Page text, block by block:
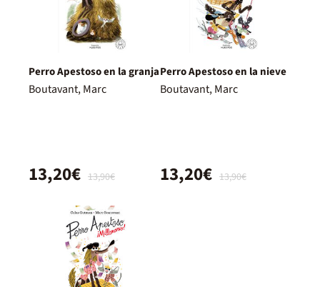
Perro Apestoso en la granja
Boutavant, Marc
13,90€
13,20€
Perro Apestoso en la nieve
Boutavant, Marc
13,90€
13,20€